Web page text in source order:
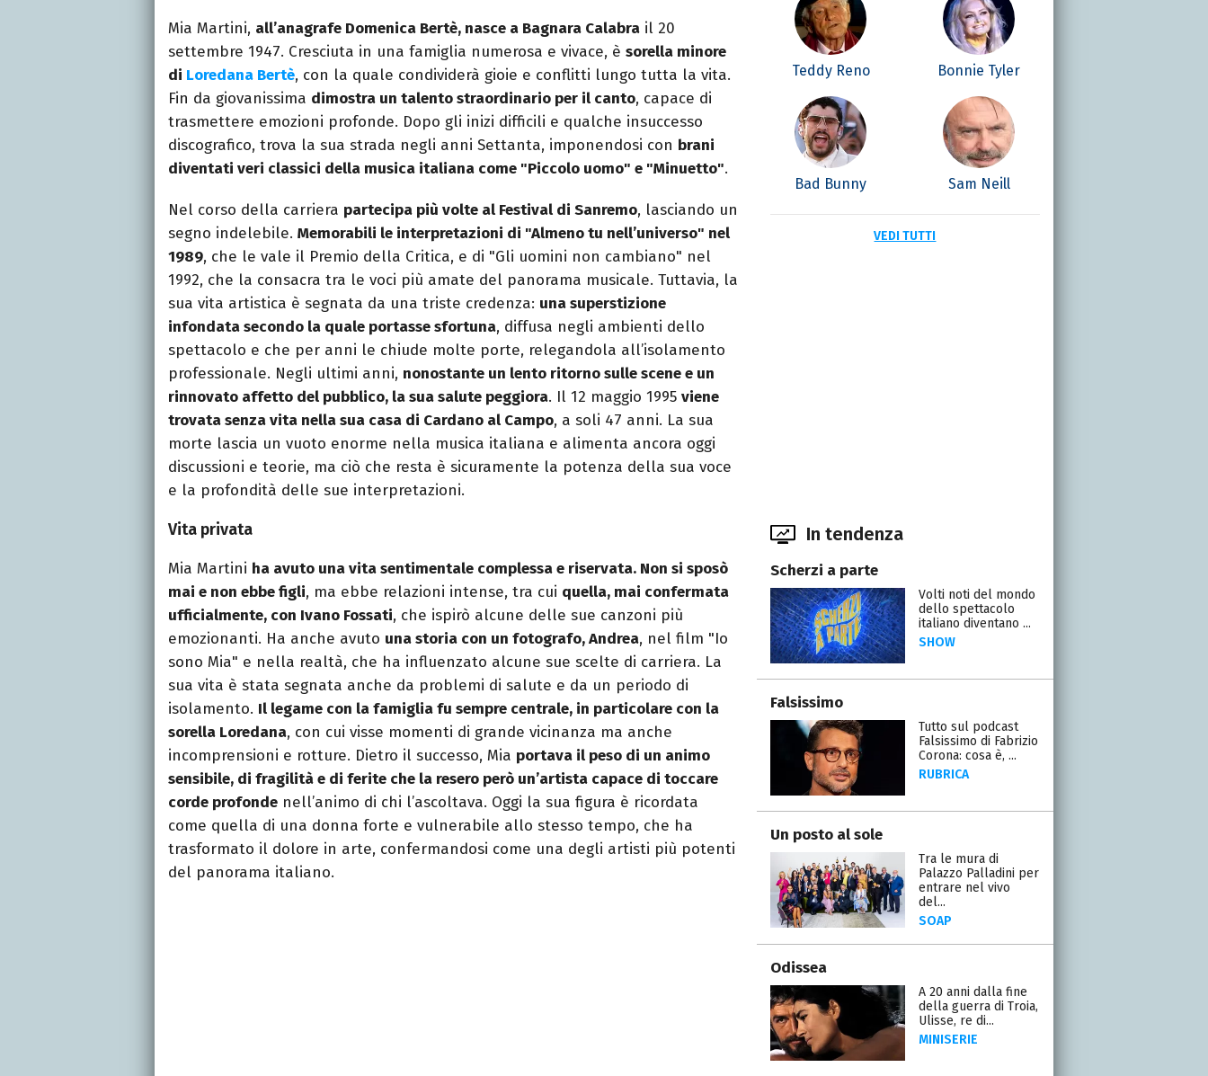
Mia Martini, all’anagrafe Domenica Bertè, nasce a Bagnara Calabra il 20
settembre 1947. Cresciuta in una famiglia numerosa e vivace, è sorella minore
di Loredana Bertè, con la quale condividerà gioie e conflitti lungo tutta la vita.
Fin da giovanissima dimostra un talento straordinario per il canto, capace di
trasmettere emozioni profonde. Dopo gli inizi difficili e qualche insuccesso
discografico, trova la sua strada negli anni Settanta, imponendosi con brani
diventati veri classici della musica italiana come "Piccolo uomo" e "Minuetto".
Nel corso della carriera partecipa più volte al Festival di Sanremo, lasciando un
segno indelebile. Memorabili le interpretazioni di "Almeno tu nell’universo" nel
1989, che le vale il Premio della Critica, e di "Gli uomini non cambiano" nel
1992, che la consacra tra le voci più amate del panorama musicale. Tuttavia, la
sua vita artistica è segnata da una triste credenza: una superstizione
infondata secondo la quale portasse sfortuna, diffusa negli ambienti dello
spettacolo e che per anni le chiude molte porte, relegandola all’isolamento
professionale. Negli ultimi anni, nonostante un lento ritorno sulle scene e un
rinnovato affetto del pubblico, la sua salute peggiora. Il 12 maggio 1995 viene
trovata senza vita nella sua casa di Cardano al Campo, a soli 47 anni. La sua
morte lascia un vuoto enorme nella musica italiana e alimenta ancora oggi
discussioni e teorie, ma ciò che resta è sicuramente la potenza della sua voce
e la profondità delle sue interpretazioni.
Vita privata
Mia Martini ha avuto una vita sentimentale complessa e riservata. Non si sposò
mai e non ebbe figli, ma ebbe relazioni intense, tra cui quella, mai confermata
ufficialmente, con Ivano Fossati, che ispirò alcune delle sue canzoni più
emozionanti. Ha anche avuto una storia con un fotografo,Andrea, nel film "Io
sono Mia" e nella realtà, che ha influenzato alcune sue scelte di carriera. La
sua vita è stata segnata anche da problemi di salute e da un periodo di
isolamento. Il legame con la famiglia fu sempre centrale, in particolare con la
sorella Loredana, con cui visse momenti di grande vicinanza ma anche
incomprensioni e rotture. Dietro il successo, Mia portava il peso di un animo
sensibile, di fragilità e di ferite che la resero però un’artista capace di toccare
corde profonde nell’animo di chi l’ascoltava. Oggi la sua figura è ricordata
come quella di una donna forte e vulnerabile allo stesso tempo, che ha
trasformato il dolore in arte, confermandosi come una degli artisti più potenti
del panorama italiano.
Teddy Reno Bonnie Tyler
Bad Bunny Sam Neill
VEDI TUTTI
In tendenza
Scherzi a parte
Volti noti del mondo
dello spettacolo
italiano diventano ...
SHOW
Falsissimo
Tutto sul podcast
Falsissimo di Fabrizio
Corona: cosa è, ...
RUBRICA
Un posto al sole
Tra le mura di
Palazzo Palladini per
entrare nel vivo
del...
SOAP
Odissea
A 20 anni dalla fine
della guerra di Troia,
Ulisse, re di...
MINISERIE